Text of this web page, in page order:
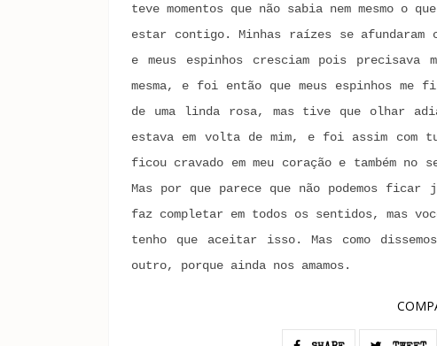
teve momentos que não sabia nem mesmo o
estar contigo. Minhas raízes se afundaram
e meus espinhos cresciam pois precisava
mesma, e foi então que meus espinhos me
de uma linda rosa, mas tive que olhar
estava em volta de mim, e foi assim com
ficou cravado em meu coração e também
Mas por que parece que não podemos ficar
faz completar em todos os sentidos, mas
tenho que aceitar isso. Mas como
outro, porque ainda nos amamos.